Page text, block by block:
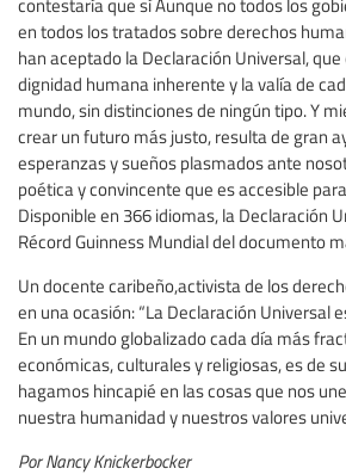
contestaría que sí Aunque no todos los
en todos los tratados sobre derechos
han aceptado la Declaración Universal,
dignidad humana inherente y la valía de
mundo, sin distinciones de ningún tipo. Y
crear un futuro más justo, resulta de gran
esperanzas y sueños plasmados ante
poética y convincente que es accesible
Disponible en 366 idiomas, la Declaración
Récord Guinness Mundial del documento
Un docente caribeño,activista de los
en una ocasión: “La Declaración Universal
En un mundo globalizado cada día más
económicas, culturales y religiosas, es de
hagamos hincapié en las cosas que nos
nuestra humanidad y nuestros valores
Por Nancy Knickerbocker